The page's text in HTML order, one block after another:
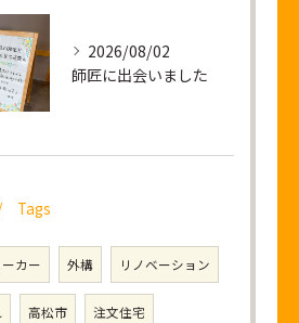
2026/08/02
師匠に出会いました
Tags
カー 外構 リノベーション
高松市 注文住宅